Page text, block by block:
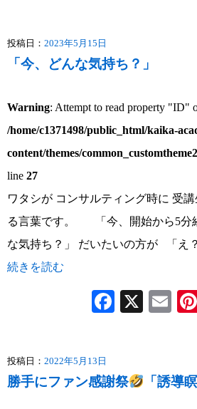
投稿日： 2023年5月15日
「今、どんな気持ち？」
Warning: Attempt to read property "ID"
/home/c1371498/public_html/kaika-
content/themes/
line 27
ワタシが コンサルティング時に 受
る言葉です。 「今、開始から5分
な気持ち？」 だいたいの方が 「
続きを読む
Facebook
X
投稿日： 2022年5月13日
勝手にファン感謝祭 「誘導